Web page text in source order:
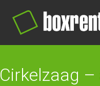
Cirkelzaag